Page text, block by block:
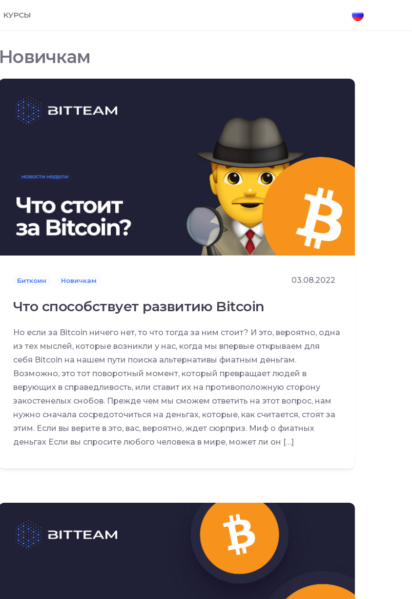
КУРСЫ
Новичкам
Биткоин Новичкам 03.08.2022
Что способствует развитию Bitcoin
Но если за Bitcoin ничего нет, то что тогда за ним стоит? И это, вероятно, одна
из тех мыслей, которые возникли у нас, когда мы впервые открываем для
себя Bitcoin на нашем пути поиска альтернативы фиатным деньгам.
Возможно, это тот поворотный момент, который превращает людей в
верующих в справедливость, или ставит их на противоположную сторону
закостенелых снобов. Прежде чем мы сможем ответить на этот вопрос, нам
нужно сначала сосредоточиться на деньгах, которые, как считается, стоят за
этим. Если вы верите в это, вас, вероятно, ждет сюрприз. Миф о фиатных
деньгах Если вы спросите любого человека в мире, может ли он […]